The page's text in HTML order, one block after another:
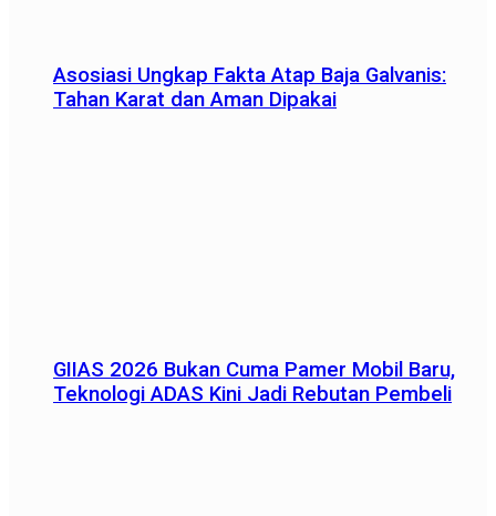
Asosiasi Ungkap Fakta Atap Baja Galvanis:
Tahan Karat dan Aman Dipakai
GIIAS 2026 Bukan Cuma Pamer Mobil Baru,
Teknologi ADAS Kini Jadi Rebutan Pembeli